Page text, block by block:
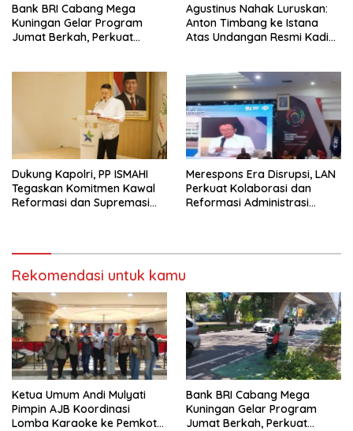
Bank BRI Cabang Mega
Kuningan Gelar Program
Jumat Berkah, Perkuat
Agustinus Nahak Luruskan:
Anton Timbang ke Istana
Atas Undangan Resmi Kadin,
Dukung Kapolri, PP ISMAHI
Tegaskan Komitmen Kawal
Reformasi dan Supremasi
Merespons Era Disrupsi, LAN
Perkuat Kolaborasi dan
Reformasi Administrasi
Rekomendasi untuk kamu
Ketua Umum Andi Mulyati
Pimpin AJB Koordinasi
Lomba Karaoke ke Pemkot
Bank BRI Cabang Mega
Kuningan Gelar Program
Jumat Berkah, Perkuat